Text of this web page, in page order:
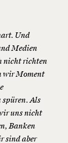
Und
Medien
nicht richten
wir Moment
Als
uns nicht
Banken
sind aber